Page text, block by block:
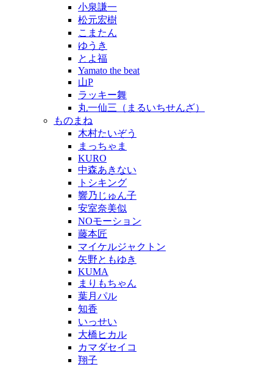
小泉謙一
松元宏樹
こまたん
ゆうき
とよ福
Yamato the beat
山P
ラッキー舞
丸一仙三（まるいちせんざ）
ものまね
木村たいぞう
まっちゃま
KURO
中森あきない
トシキング
響乃じゅん子
安室奈美似
NOモーション
藤本匠
マイケルジャクトン
矢野ともゆき
KUMA
まりもちゃん
葉月パル
知香
いっせい
大橋ヒカル
カマダセイコ
翔子